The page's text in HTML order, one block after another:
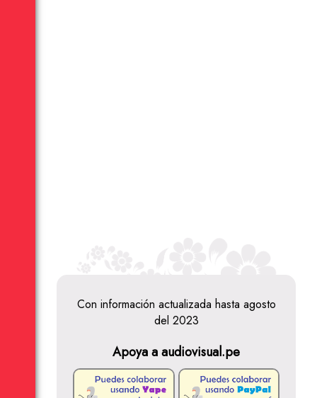
Con información actualizada hasta agosto
del 2023
Apoya a audiovisual.pe